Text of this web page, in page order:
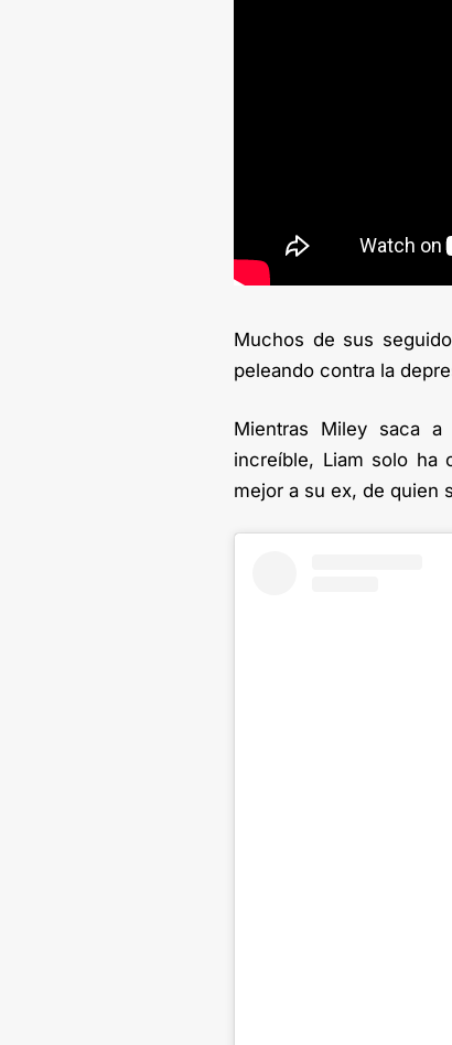
Muchos de sus
peleando contra la
Mientras Miley saca
increíble, Liam solo ha
mejor a su ex, de quien